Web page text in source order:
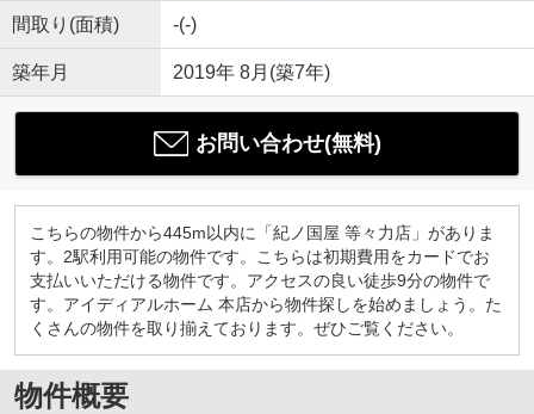
間取り(面積) -(-)
築年月 2019年 8月(築7年)
お問い合わせ(無料)
こちらの物件から445m以内に「紀ノ国屋 等々力店」がありま
す。2駅利用可能の物件です。こちらは初期費用をカードでお
支払いいただける物件です。アクセスの良い徒歩9分の物件で
す。アイディアルホーム 本店から物件探しを始めましょう。た
くさんの物件を取り揃えております。ぜひご覧ください。
物件概要